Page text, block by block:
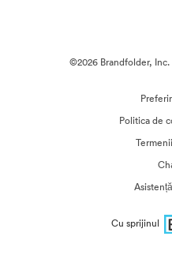
©2026 Brandfolder,
Politica de
Cu sprijinul